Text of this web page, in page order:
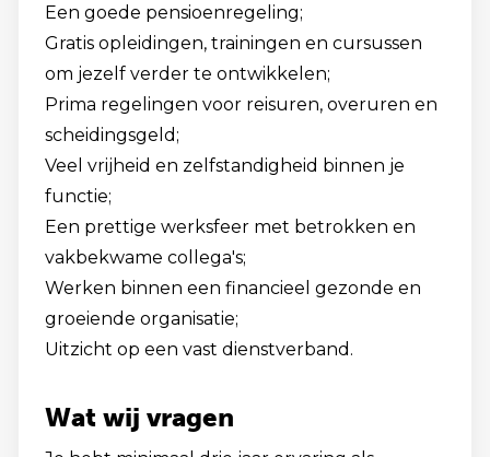
Een goede pensioenregeling;
Gratis opleidingen, trainingen en cursussen
om jezelf verder te ontwikkelen;
Prima regelingen voor reisuren, overuren en
scheidingsgeld;
Veel vrijheid en zelfstandigheid binnen je
functie;
Een prettige werksfeer met betrokken en
vakbekwame collega's;
Werken binnen een financieel gezonde en
groeiende organisatie;
Uitzicht op een vast dienstverband.
Wat wij vragen